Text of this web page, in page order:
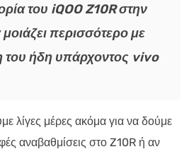
του iQOO Z10R στην
περισσότερο με
ήδη υπάρχοντος vivo
λίγες μέρες ακόμα για να δούμε
αναβαθμίσεις στο Z10R ή αν